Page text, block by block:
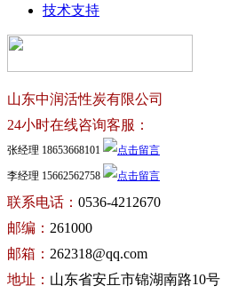
技术支持
山东中润活性炭有限公司
24小时在线咨询客服：
张经理 18653668101
李经理 15662562758
联系电话： 0536-4212670
邮编： 261000
邮箱： 262318@qq.com
地址： 山东省安丘市锦湖南路10号